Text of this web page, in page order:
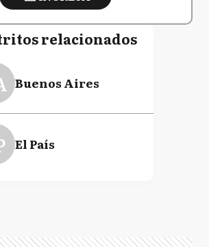
relacionados
Buenos Aires
El País